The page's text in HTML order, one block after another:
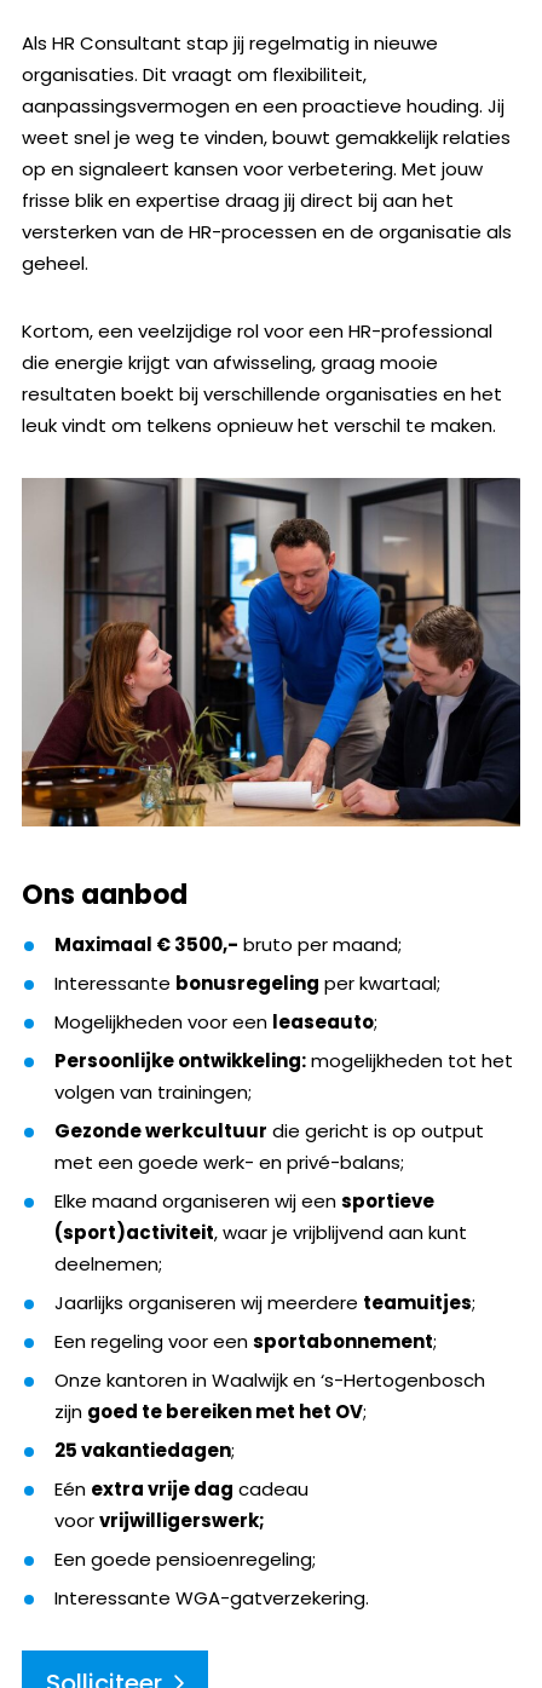
Als HR Consultant stap jij regelmatig in nieuwe
organisaties. Dit vraagt om flexibiliteit,
aanpassingsvermogen en een proactieve houding. Jij
weet snel je weg te vinden, bouwt gemakkelijk relaties
op en signaleert kansen voor verbetering. Met jouw
frisse blik en expertise draag jij direct bij aan het
versterken van de HR-processen en de organisatie als
geheel.
Kortom, een veelzijdige rol voor een HR-professional
die energie krijgt van afwisseling, graag mooie
resultaten boekt bij verschillende organisaties en het
leuk vindt om telkens opnieuw het verschil te maken.
Ons aanbod
Maximaal € 3500,- bruto per maand;
Interessante bonusregeling per kwartaal;
Mogelijkheden voor een leaseauto;
Persoonlijke ontwikkeling:mogelijkheden tot het
volgen van trainingen;
Gezonde werkcultuur die gericht is op output
met een goede werk- en privé-balans;
Elke maand organiseren wij eensportieve
(sport)activiteit, waar je vrijblijvend aan kunt
deelnemen;
Jaarlijks organiseren wij meerdere teamuitjes;
Een regeling voor eensportabonnement;
Onze kantoren in Waalwijk en ‘s-Hertogenbosch
zijn goed te bereiken met het OV;
25 vakantiedagen;
Eén extra vrije dag cadeau
voorvrijwilligerswerk;
Een goede pensioenregeling;
Interessante WGA-gatverzekering.